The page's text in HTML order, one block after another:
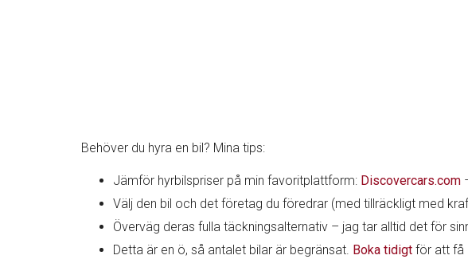
Behöver du hyra en bil? Mina tips:
Jämför hyrbilspriser på min favoritplattform: Discovercars.com
Välj den bil och det företag du föredrar (med tillräckligt med
Överväg deras fulla täckningsalternativ – jag tar alltid det för
Detta är en ö, så antalet bilar är begränsat. Boka tidigt för att få